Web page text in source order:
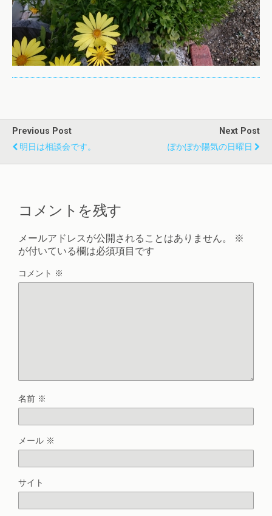
Previous Post
明日は相談会です。
Next Post
ぽかぽか陽気の日曜日
コメントを残す
メールアドレスが公開されることはありません。
※
が付いている欄は必須項目です
コメント ※
名前 ※
メール ※
サイト